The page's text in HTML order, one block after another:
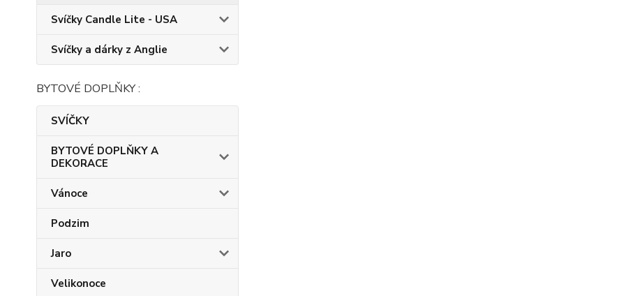
Svíčky Candle Lite - USA
Svíčky a dárky z Anglie
BYTOVÉ DOPLŇKY :
SVÍČKY
BYTOVÉ DOPLŇKY A
DEKORACE
Vánoce
Podzim
Jaro
Velikonoce